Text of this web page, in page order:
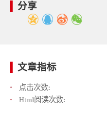
分享
文章指标
点击次数:
Html阅读次数: